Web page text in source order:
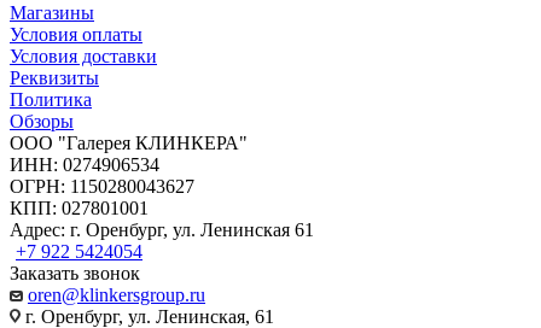
Магазины
Условия оплаты
Условия доставки
Реквизиты
Политика
Обзоры
ООО "Галерея КЛИНКЕРА"
ИНН: 0274906534
ОГРН: 1150280043627
КПП: 027801001
Адрес: г. Оренбург, ул. Ленинская 61
+7 922 5424054
Заказать звонок
oren@klinkersgroup.ru
г. Оренбург, ул. Ленинская, 61